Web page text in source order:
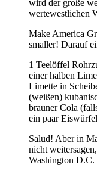
wird der große
wertewestlichen
Make America
smaller! Darauf
1 Teelöffel
einer halben
Limette in
(weißen)
brauner Cola
ein paar
Salud! Aber in
nicht
Washington D.C.